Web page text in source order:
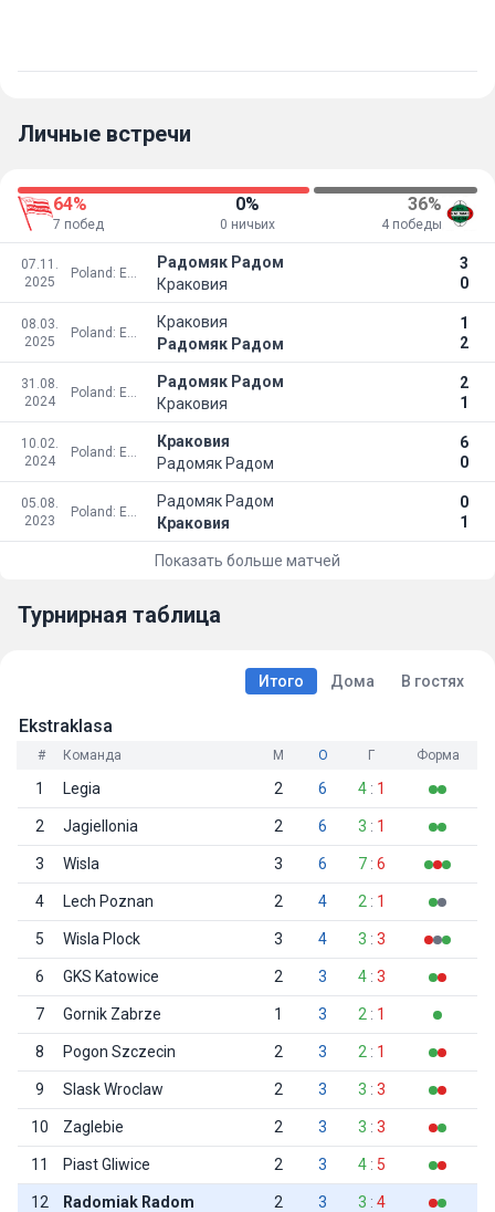
Личные встречи
64%
7 побед
0%
0 ничьих
36%
4 победы
07.11.
2025
Радомяк Радом
3
0
Краковия
08.03.
2025
Краковия
1
2
Радомяк Радом
31.08.
2024
Радомяк Радом
2
1
Краковия
10.02.
2024
Краковия
6
0
Радомяк Радом
05.08.
2023
Радомяк Радом
0
1
Краковия
Показать больше матчей
Турнирная таблица
Итого Дома В гостях
Ekstraklasa
# Команда М О Г Форма
1 Legia 2 6 4 : 1
2 Jagiellonia 2 6 3 : 1
3 Wisla 3 6 7 : 6
4 Lech Poznan 2 4 2 : 1
5 Wisla Plock 3 4 3 : 3
6 GKS Katowice 2 3 4 : 3
7 Gornik Zabrze 1 3 2 : 1
8 Pogon Szczecin 2 3 2 : 1
9 Slask Wroclaw 2 3 3 : 3
10 Zaglebie 2 3 3 : 3
11 Piast Gliwice 2 3 4 : 5
12 Radomiak Radom 2 3 3 : 4